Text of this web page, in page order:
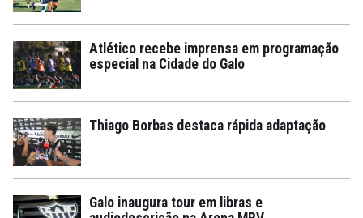
Atlético recebe imprensa em programação
especial na Cidade do Galo
Thiago Borbas destaca rápida adaptação
Galo inaugura tour em libras e